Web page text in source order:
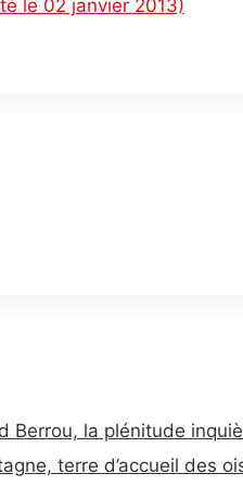
le 02 janvier 2013)
Berrou, la plénitude
terre d’accueil des